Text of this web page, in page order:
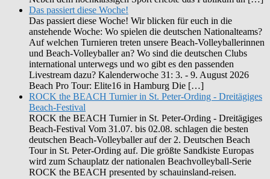
Das passiert diese Woche!
Das passiert diese Woche! Wir blicken für euch in die
anstehende Woche: Wo spielen die deutschen Nationalteams?
Auf welchen Turnieren treten unsere Beach-Volleyballerinnen
und Beach-Volleyballer an? Wo sind die deutschen Clubs
international unterwegs und wo gibt es den passenden
Livestream dazu? Kalenderwoche 31: 3. - 9. August 2026
Beach Pro Tour: Elite16 in Hamburg Die […]
ROCK the BEACH Turnier in St. Peter-Ording - Dreitägiges
Beach-Festival
ROCK the BEACH Turnier in St. Peter-Ording - Dreitägiges
Beach-Festival Vom 31.07. bis 02.08. schlagen die besten
deutschen Beach-Volleyballer auf der 2. Deutschen Beach
Tour in St. Peter-Ording auf. Die größte Sandkiste Europas
wird zum Schauplatz der nationalen Beachvolleyball-Serie
ROCK the BEACH presented by schauinsland-reisen.